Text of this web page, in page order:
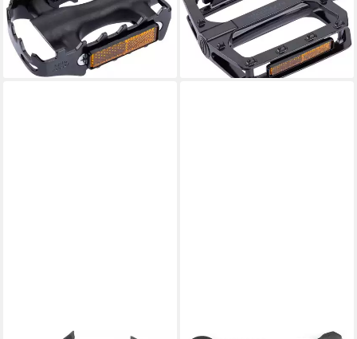
CP-040 MTB/ATB schwarz
ab 20,61 €
lieferbar - in 6-7 Werktagen bei dir
A-Grind MTB/Urban Alu
schwarz
ab 26,01 €
lieferbar - in 6-7 Werktagen bei dir